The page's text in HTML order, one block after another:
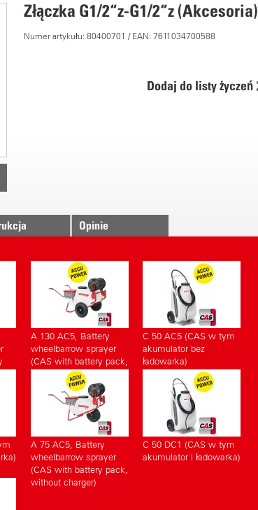
Złączka G1/2“z-G1/2“z (Akcesoria)
Numer artykułu: 80400701 / EAN: 7611034700588
Dodaj do listy życzeń
Opinie
A 130 AC5, Battery
wheelbarrow sprayer
(CAS with battery pack,
without charger)
C 50 AC5 (CAS w tym
akumulator bez
ładowarka)
A 75 AC5, Battery
wheelbarrow sprayer
(CAS with battery pack,
without charger)
C 50 DC1 (CAS w tym
akumulator i ładowarka)